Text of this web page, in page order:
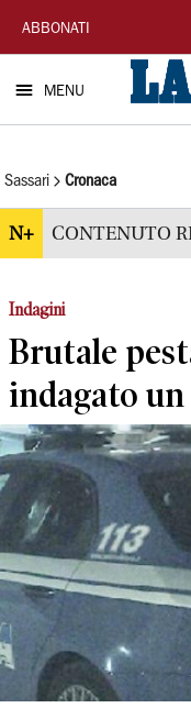
La
Nuova
Sardegna
ABBONATI
MENU
Sassari Cronaca
N+ CONTENUTO
Indagini
Brutale
indagato un